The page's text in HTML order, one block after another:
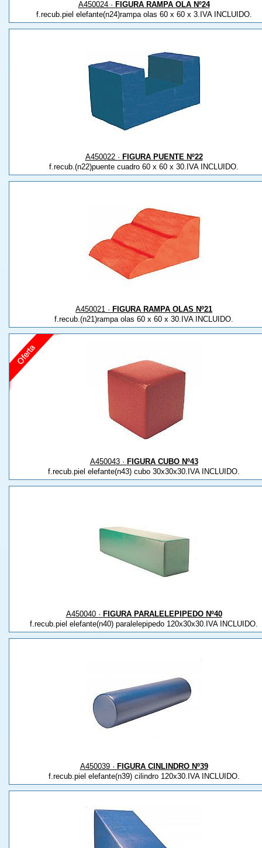
A450024 · FIGURA RAMPA OLA Nº24
f.recub.piel elefante(n24)rampa olas 60 x 60 x 3.IVA INCLUIDO.
A450022 · FIGURA PUENTE Nº22
f.recub.(n22)puente cuadro 60 x 60 x 30.IVA INCLUIDO.
A450021 · FIGURA RAMPA OLAS Nº21
f.recub.(n21)rampa olas 60 x 60 x 30.IVA INCLUIDO.
A450043 · FIGURA CUBO Nº43
f.recub.piel elefante(n43) cubo 30x30x30.IVA INCLUIDO.
A450040 · FIGURA PARALELEPIPEDO Nº40
f.recub.piel elefante(n40) paralelepipedo 120x30x30.IVA INCLUIDO.
A450039 · FIGURA CINLINDRO Nº39
f.recub.piel elefante(n39) cilindro 120x30.IVA INCLUIDO.